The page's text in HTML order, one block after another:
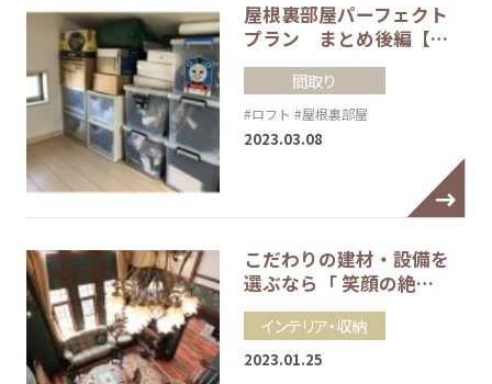
屋根裏部屋パーフェクト
プラン まとめ後編【…
間取り
#ロフト #屋根裏部屋
2023.03.08
こだわりの建材・設備を
選ぶなら「 笑顔の絶…
インテリア・収納
2023.01.25